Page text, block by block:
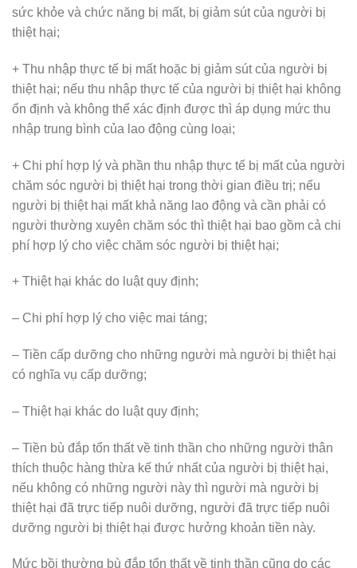
sức khỏe và chức năng bị mất, bị giảm sút của người bị
thiệt hại;
+ Thu nhập thực tế bị mất hoặc bị giảm sút của người bị
thiệt hại; nếu thu nhập thực tế của người bị thiệt hại không
ổn định và không thể xác định được thì áp dụng mức thu
nhập trung bình của lao động cùng loại;
+ Chi phí hợp lý và phần thu nhập thực tế bị mất của người
chăm sóc người bị thiệt hại trong thời gian điều trị; nếu
người bị thiệt hại mất khả năng lao động và cần phải có
người thường xuyên chăm sóc thì thiệt hại bao gồm cả chi
phí hợp lý cho việc chăm sóc người bị thiệt hại;
+ Thiệt hại khác do luật quy định;
– Chi phí hợp lý cho việc mai táng;
– Tiền cấp dưỡng cho những người mà người bị thiệt hại
có nghĩa vụ cấp dưỡng;
– Thiệt hại khác do luật quy định;
– Tiền bù đắp tổn thất về tinh thần cho những người thân
thích thuộc hàng thừa kế thứ nhất của người bị thiệt hại,
nếu không có những người này thì người mà người bị
thiệt hại đã trực tiếp nuôi dưỡng, người đã trực tiếp nuôi
dưỡng người bị thiệt hại được hưởng khoản tiền này.
Mức bồi thường bù đắp tổn thất về tinh thần cũng do các